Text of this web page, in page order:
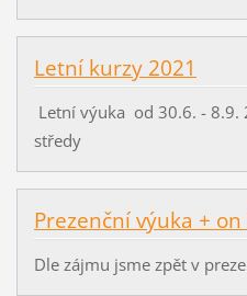
Letní kurzy 2021
Letní výuka od 30.6. - 8.9.
středy
Prezenční výuka +
Dle zájmu jsme zpět v